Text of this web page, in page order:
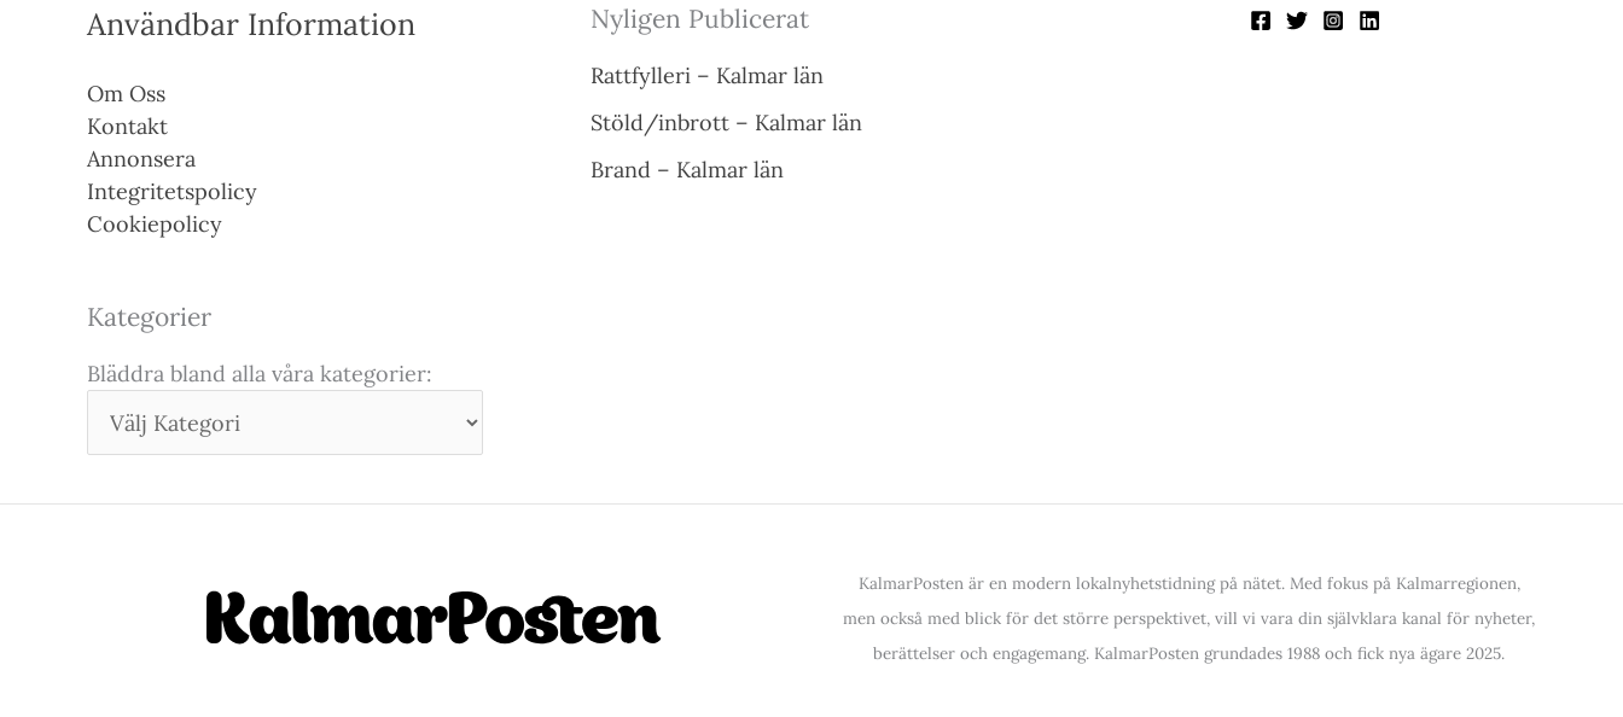
Användbar Information
Om Oss
Kontakt
Annonsera
Integritetspolicy
Cookiepolicy
Kategorier
Bläddra bland alla våra kategorier:
Nyligen Publicerat
Rattfylleri – Kalmar län
Stöld/inbrott – Kalmar län
Brand – Kalmar län
KalmarPosten är en modern lokalnyhetstidning på nätet. Med fokus på Kalmarregionen,
men också med blick för det större perspektivet, vill vi vara din självklara kanal för nyheter,
berättelser och engagemang. KalmarPosten grundades 1988 och fick nya ägare 2025.